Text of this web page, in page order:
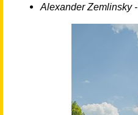
Alexander Zemlinsky -